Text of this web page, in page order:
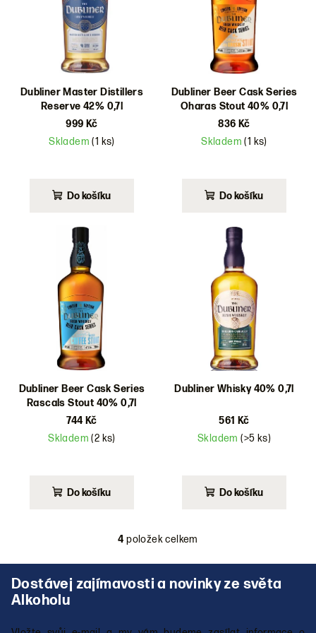
Dubliner Master Distillers
Reserve 42% 0,7l
999 Kč
Skladem(1 ks)
Do košíku
Dubliner Beer Cask Series
Oharas Stout 40% 0,7l
836 Kč
Skladem(1 ks)
Do košíku
Dubliner Beer Cask Series
Rascals Stout 40% 0,7l
744 Kč
Skladem(2 ks)
Do košíku
Dubliner Whisky 40% 0,7l
561 Kč
Skladem(>5 ks)
Do košíku
O
v
l
a
4 položek celkem